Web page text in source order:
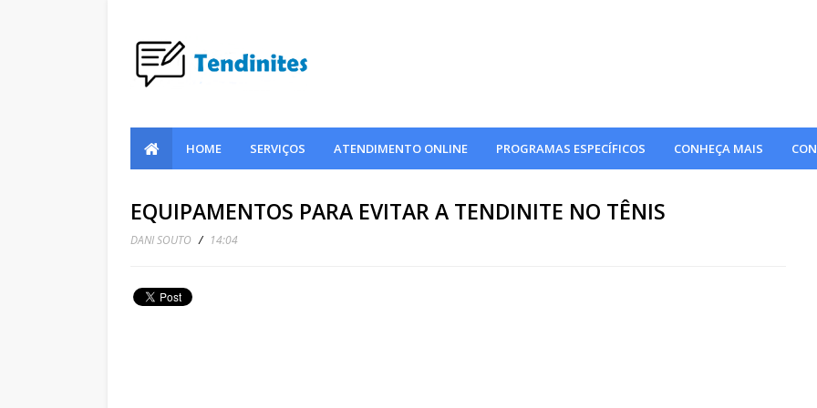
HOME SERVIÇOS ATENDIMENTO ONLINE PROGRAMAS ESPECÍFICOS CONHEÇA MAIS
EQUIPAMENTOS PARA EVITAR A TENDINITE NO TÊNIS
DANI SOUTO / 14:04